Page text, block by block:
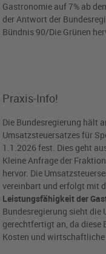
Gastronomie auf 7% ab
der Antwort der
Bündnis 90/Die Grünen
Praxis-Info!
Die Bundesregierung hält
Umsatzsteuersatzes für
1.1.2026 fest. Dies geht
Kleine Anfrage der
hervor. Die
vereinbart und erfolgt mit
Leistungsfähigkeit der
Bundesregierung sieht
gerechtfertigt an, da diese
Kosten und